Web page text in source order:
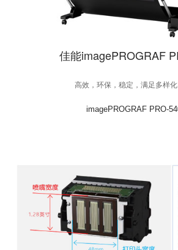
佳能imagePROGRAF
高效，环保，稳定，满足多样化
imagePROGRAF PRO-